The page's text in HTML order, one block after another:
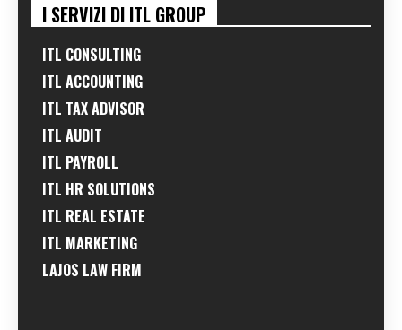
I SERVIZI DI ITL GROUP
ITL CONSULTING
ITL ACCOUNTING
ITL TAX ADVISOR
ITL AUDIT
ITL PAYROLL
ITL HR SOLUTIONS
ITL REAL ESTATE
ITL MARKETING
LAJOS LAW FIRM